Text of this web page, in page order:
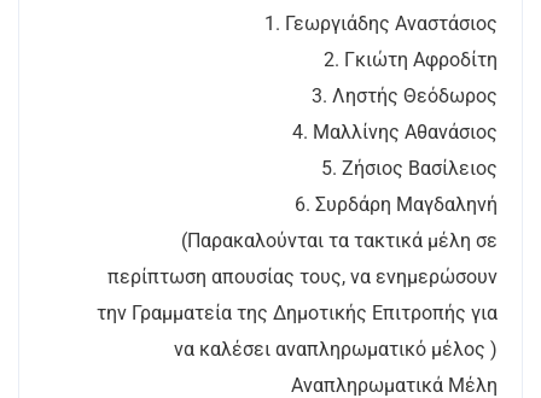
1. Γεωργιάδης Αναστάσιος
2. Γκιώτη Αφροδίτη
3. Ληστής Θεόδωρος
4. Μαλλίνης Αθανάσιος
5. Ζήσιος Βασίλειος
6. Συρδάρη Μαγδαληνή
(Παρακαλούνται τα τακτικά μέλη σε
περίπτωση απουσίας τους, να ενημερώσουν
την Γραμματεία της Δημοτικής Επιτροπής για
να καλέσει αναπληρωματικό μέλος )
Αναπληρωματικά Μέλη